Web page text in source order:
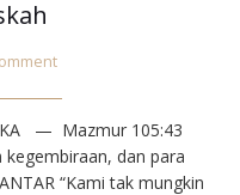
— Mazmur 105:43⁣
dan para
“Kami tak mungkin